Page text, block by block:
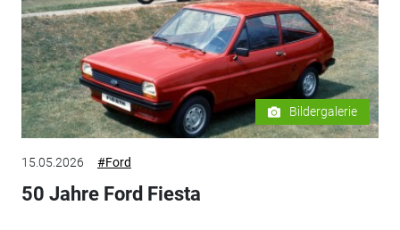
Bildergalerie
15.05.2026 #Ford
50 Jahre Ford Fiesta